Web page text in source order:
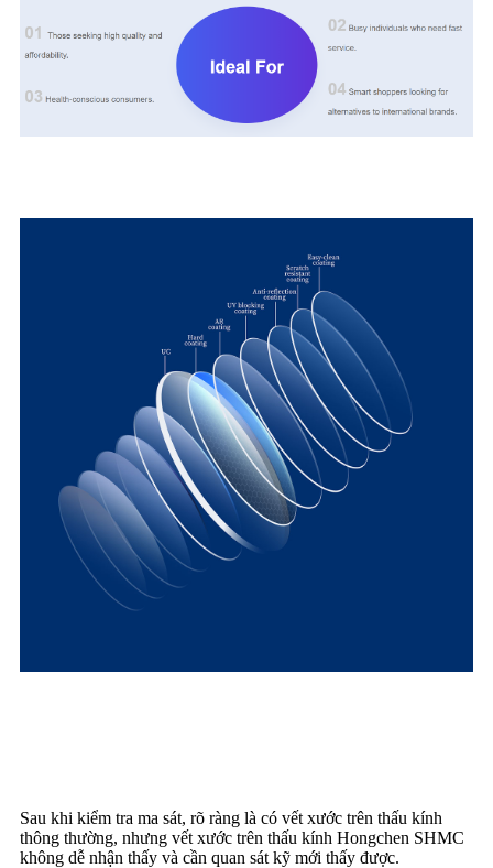
Sau khi kiểm tra ma sát, rõ ràng là có vết xước trên thấu kính
thông thường, nhưng vết xước trên thấu kính Hongchen SHMC
không dễ nhận thấy và cần quan sát kỹ mới thấy được.